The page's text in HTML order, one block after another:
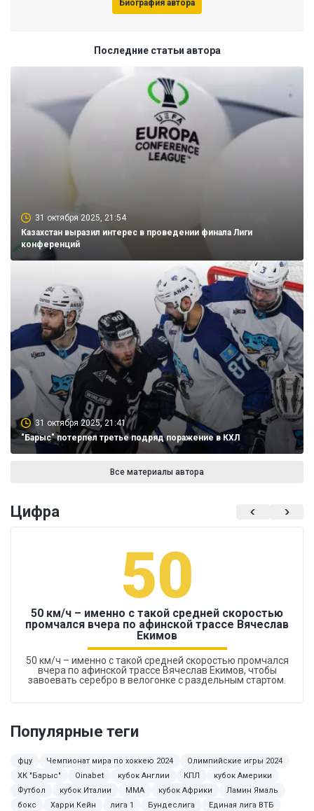
Биография автора
Последние статьи автора
31 октября 2025, 21:54
Казахстан выразил интерес в проведении финала Лиги
конференций
31 октября 2025, 21:41
"Барыс" потерпел третье подряд поражение в КХЛ
Все материалы автора
Цифра
50
50 км/ч – именно с такой средней скоростью
промчался вчера по афинской трассе Вячеслав
Екимов
50 км/ч – именно с такой средней скоростью промчался
вчера по афинской трассе Вячеслав Екимов, чтобы
завоевать серебро в велогонке с раздельным стартом.
Популярные теги
фцу Чемпионат мира по хоккею 2024
Олимпийские игры 2024
ХК "Барыс"
Oinabet кубок Англии КПЛ
кубок Америки
Футбол
кубок Италии MMA кубок Африки
Ламин Ямаль
бокс
Харри Кейн лига 1 Бундеслига
Единая лига ВТБ